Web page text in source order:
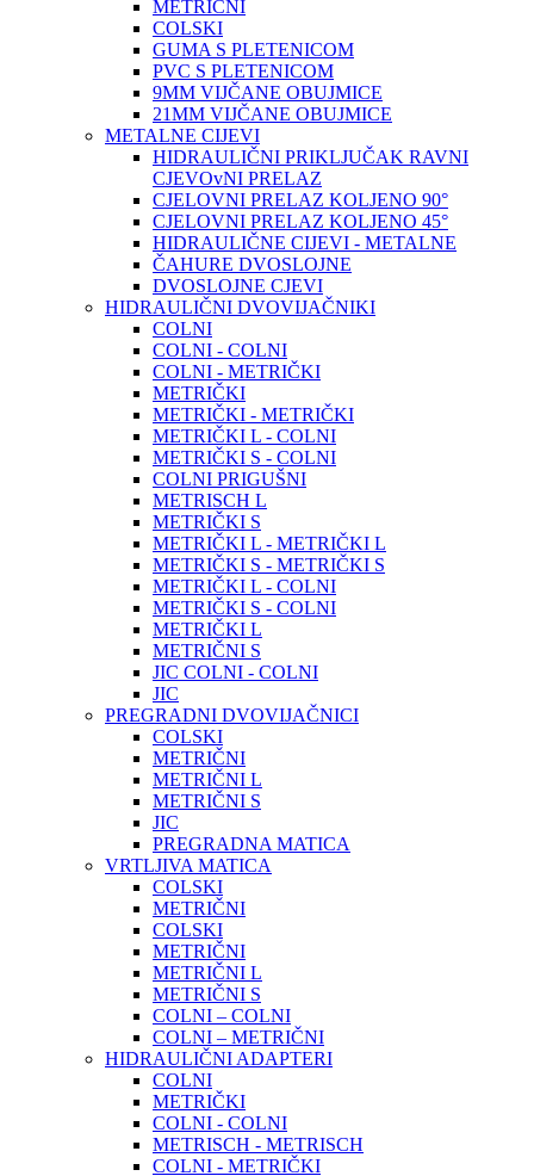
METRIČNI
COLSKI
GUMA S PLETENICOM
PVC S PLETENICOM
9MM VIJČANE OBUJMICE
21MM VIJČANE OBUJMICE
METALNE CIJEVI
HIDRAULIČNI PRIKLJUČAK RAVNI
CJEVOvNI PRELAZ
CJELOVNI PRELAZ KOLJENO 90°
CJELOVNI PRELAZ KOLJENO 45°
HIDRAULIČNE CIJEVI - METALNE
ČAHURE DVOSLOJNE
DVOSLOJNE CJEVI
HIDRAULIČNI DVOVIJAČNIKI
COLNI
COLNI - COLNI
COLNI - METRIČKI
METRIČKI
METRIČKI - METRIČKI
METRIČKI L - COLNI
METRIČKI S - COLNI
COLNI PRIGUŠNI
METRISCH L
METRIČKI S
METRIČKI L - METRIČKI L
METRIČKI S - METRIČKI S
METRIČKI L - COLNI
METRIČKI S - COLNI
METRIČKI L
METRIČNI S
JIC COLNI - COLNI
JIC
PREGRADNI DVOVIJAČNICI
COLSKI
METRIČNI
METRIČNI L
METRIČNI S
JIC
PREGRADNA MATICA
VRTLJIVA MATICA
COLSKI
METRIČNI
COLSKI
METRIČNI
METRIČNI L
METRIČNI S
COLNI – COLNI
COLNI – METRIČNI
HIDRAULIČNI ADAPTERI
COLNI
METRIČKI
COLNI - COLNI
METRISCH - METRISCH
COLNI - METRIČKI